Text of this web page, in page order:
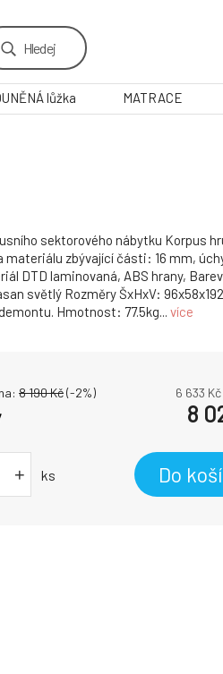
Hledej
lůžka MATRACE
sektorového nábytku Korpus
materiálu zbývající části: 16 mm,
DTD laminovaná, ABS hrany,
světlý Rozměry ŠxHxV:
Hmotnost: 77.5kg... více
8 190Kč(-2%) 6 633
8
+ ks Do